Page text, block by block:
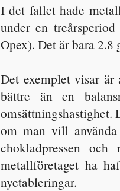
I det fallet hade
under en
Opex). Det är bara
Det exemplet visar
bättre än en
omsättningshastighet.
om man vill
chokladpressen
metallföretaget ha
nyetableringar.